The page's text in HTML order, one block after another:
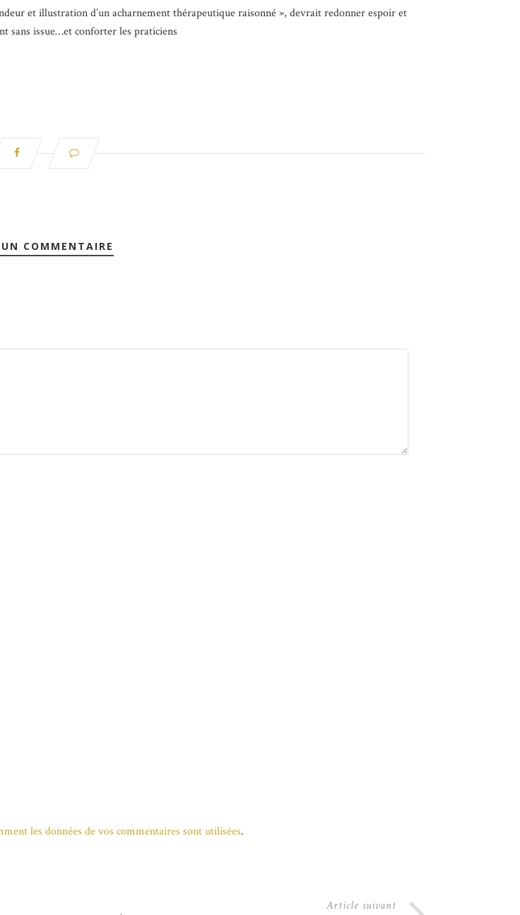
et illustration d’un acharnement thérapeutique raisonné », devrait redonner espoir et
sans issue…et conforter les praticiens
COMMENTAIRE
les données de vos commentaires sont utilisées.
Article suivant